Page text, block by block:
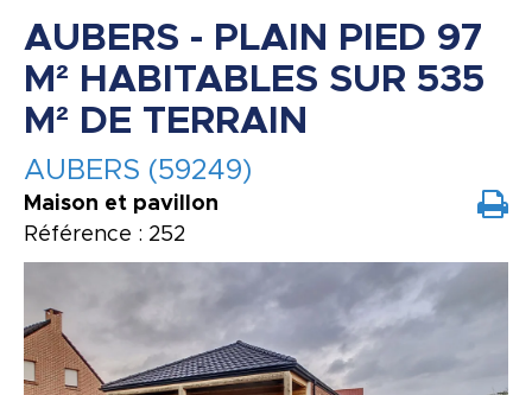
AUBERS - PLAIN PIED 97
M² HABITABLES SUR 535
M² DE TERRAIN
AUBERS (59249)
Maison et pavillon
Référence : 252